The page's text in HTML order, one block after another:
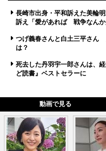
長崎市出身・平和訴えた美輪
訴え「愛があれば 戦争なんか
つげ義春さんと白土三平さん
は？
死去した丹羽宇一郎さんは、
ど読書』ベストセラーに
動画で見る